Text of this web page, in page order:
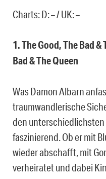
Charts: D: – / UK: –
1. The Good, The Bad &
Bad & The Queen
Was Damon Albarn
traumwandlerische
den
faszinierend. Ob er mit
wieder abschafft, mit
verheiratet und dabei